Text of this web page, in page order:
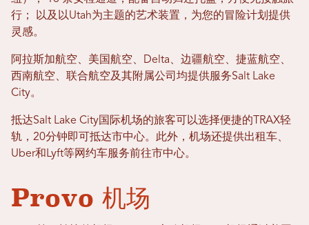
行；
以及以Utah为主题的艺术装置，为您的冒险计划提供
灵感。
阿拉斯加航空、美国航空、Delta、边疆航空、捷蓝航空、
西南航空、联合航空及其附属公司均提供服务Salt Lake
City。
抵达Salt Lake City国际机场的旅客可以选择便捷的TRAX轻
轨，20分钟即可抵达市中心。此外，机场还提供出租车、
Uber和Lyft等网约车服务前往市中心。
Provo 机场